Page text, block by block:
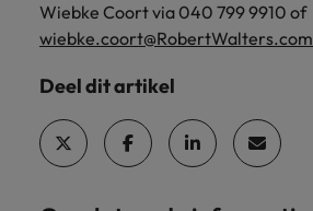
Wiebke Coort via 040 799 9910 of
wiebke.coort@RobertWalters.com
Deel dit artikel